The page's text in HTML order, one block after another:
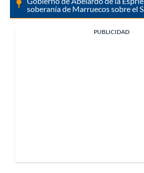
soberanía de Marruecos sobre el
PUBLICIDAD